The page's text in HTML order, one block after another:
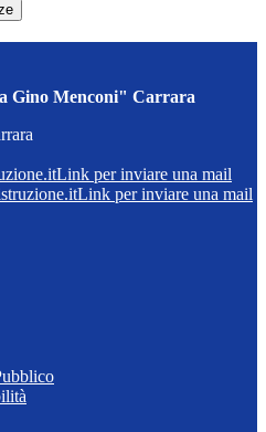
Gino Menconi" Carrara
Link per inviare una mail
Link per inviare una mail